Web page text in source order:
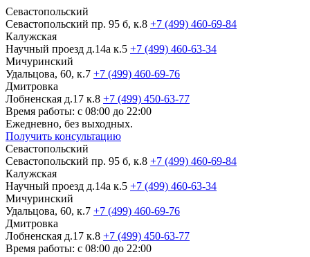
Севастопольский
Севастопольский пр. 95 б, к.8 +7 (499) 460-69-84
Калужская
Научный проезд д.14а к.5 +7 (499) 460-63-34
Мичуринский
Удальцова, 60, к.7 +7 (499) 460-69-76
Дмитровка
Лобненская д.17 к.8 +7 (499) 450-63-77
Время работы: с 08:00 до 22:00
Ежедневно, без выходных.
Получить консультацию
Севастопольский
Севастопольский пр. 95 б, к.8 +7 (499) 460-69-84
Калужская
Научный проезд д.14а к.5 +7 (499) 460-63-34
Мичуринский
Удальцова, 60, к.7 +7 (499) 460-69-76
Дмитровка
Лобненская д.17 к.8 +7 (499) 450-63-77
Время работы: с 08:00 до 22:00